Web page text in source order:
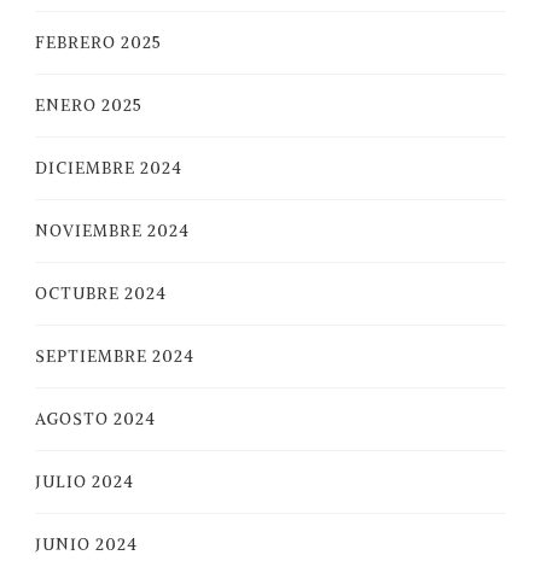
FEBRERO 2025
ENERO 2025
DICIEMBRE 2024
NOVIEMBRE 2024
OCTUBRE 2024
SEPTIEMBRE 2024
AGOSTO 2024
JULIO 2024
JUNIO 2024